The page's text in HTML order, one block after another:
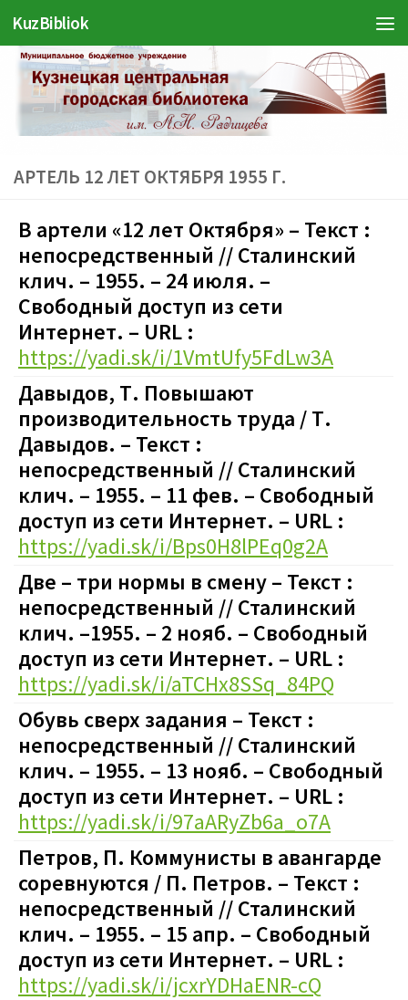
Перейти к содержимому
KuzBibliok
АРТЕЛЬ 12 ЛЕТ ОКТЯБРЯ 1955 Г.
В артели «12 лет Октября» – Текст :
непосредственный // Сталинский
клич. – 1955. – 24 июля. –
Свободный доступ из сети
Интернет. – URL :
https://yadi.sk/i/1VmtUfy5FdLw3A
Давыдов, Т. Повышают
производительность труда / Т.
Давыдов. – Текст :
непосредственный // Сталинский
клич. – 1955. – 11 фев. – Свободный
доступ из сети Интернет. – URL :
https://yadi.sk/i/Bps0H8lPEq0g2A
Две – три нормы в смену – Текст :
непосредственный // Сталинский
клич. –1955. – 2 нояб. – Свободный
доступ из сети Интернет. – URL :
https://yadi.sk/i/aTCHx8SSq_84PQ
Обувь сверх задания – Текст :
непосредственный // Сталинский
клич. – 1955. – 13 нояб. – Свободный
доступ из сети Интернет. – URL :
https://yadi.sk/i/97aARyZb6a_o7A
Петров, П. Коммунисты в авангарде
соревнуются / П. Петров. – Текст :
непосредственный // Сталинский
клич. – 1955. – 15 апр. – Свободный
доступ из сети Интернет. – URL :
https://yadi.sk/i/jcxrYDHaENR-cQ